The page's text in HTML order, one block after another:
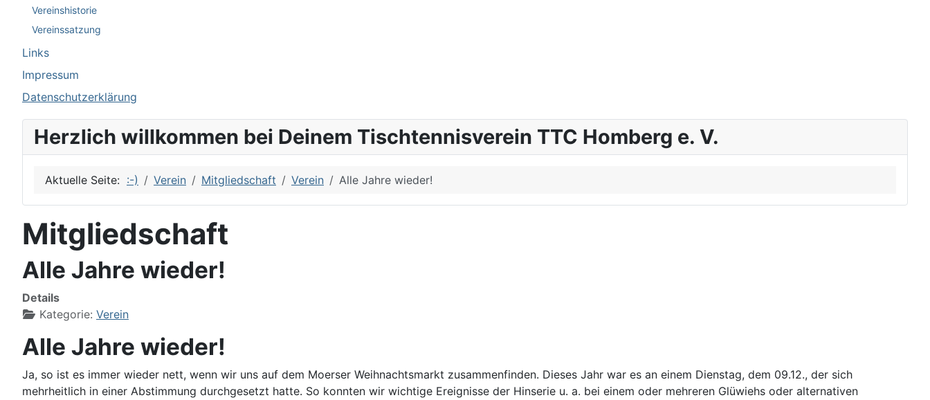
Vereinshistorie
Vereinssatzung
Links
Impressum
Datenschutzerklärung
Herzlich willkommen bei Deinem Tischtennisverein TTC Homberg e. V.
Aktuelle Seite: :-) Verein Mitgliedschaft Verein Alle Jahre wieder!
Mitgliedschaft
Alle Jahre wieder!
Details
Kategorie: Verein
Alle Jahre wieder!
Ja, so ist es immer wieder nett, wenn wir uns auf dem Moerser Weihnachtsmarkt zusammenfinden. Dieses Jahr war es an einem Dienstag, dem 09.12., der sich
mehrheitlich in einer Abstimmung durchgesetzt hatte. So konnten wir wichtige Ereignisse der Hinserie u. a. bei einem oder mehreren Glüwiehs oder alternativen